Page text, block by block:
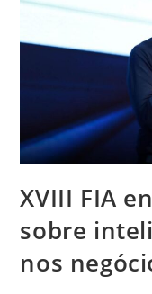
XVIII FIA
sobre
nos